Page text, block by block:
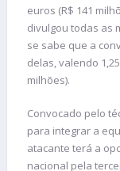
euros (R$ 141
divulgou todas as
se sabe que a
delas, valendo
milhões).
Convocado pelo
para integrar a
atacante terá a
nacional pela